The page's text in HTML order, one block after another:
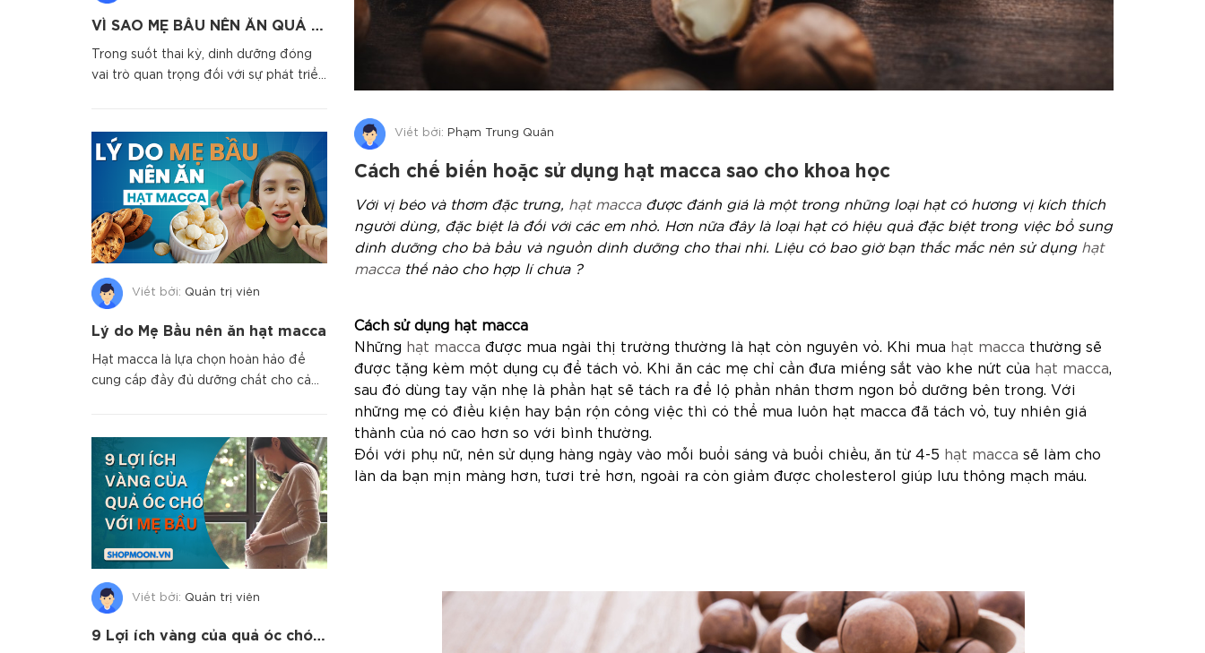
Viết bởi: Phạm Trung Quân
Cách chế biến hoặc sử dụng hạt macca sao cho khoa học
Với vị béo và thơm đặc trưng, hạt maccađược đánh giá là một trong những loại hạt có hương vị kích thích
người dùng, đặc biệt là đối với các em nhỏ. Hơn nữa đây là loại hạt có hiệu quả đặc biệt trong việc bổ sung
dinh dưỡng cho bà bầu và nguồn dinh dưỡng cho thai nhi. Liệu có bao giờ bạn thắc mắc nên sử dụng hạt
maccathế nào cho hợp lí chưa ?
Cách sử dụng hạt macca
Những hạt macca được mua ngài thị trường thường là hạt còn nguyên vỏ. Khi mua hạt macca thường sẽ
được tặng kèm một dụng cụ để tách vỏ. Khi ăn các mẹ chỉ cần đưa miếng sắt vào khe nứt của hạt macca,
sau đó dùng tay vặn nhẹ là phần hạt sẽ tách ra để lộ phần nhân thơm ngon bổ dưỡng bên trong. Với
những mẹ có điều kiện hay bận rộn công việc thì có thể mua luôn hạt macca đã tách vỏ, tuy nhiên giá
thành của nó cao hơn so với bình thường.
Đối với phụ nữ, nên sử dụng hàng ngày vào mỗi buổi sáng và buổi chiều, ăn từ 4-5 hạt macca sẽ làm cho
làn da bạn mịn màng hơn, tươi trẻ hơn, ngoài ra còn giảm được cholesterol giúp lưu thông mạch máu.
VÌ SAO MẸ BẦU NÊN ĂN QUẢ ÓC CHÓ MỖI NGÀY
Trong suốt thai kỳ, dinh dưỡng đóng
vai trò quan trọng đối với sự phát triển
Viết bởi: Quản trị viên
Lý do Mẹ Bầu nên ăn hạt macca
Hạt macca là lựa chọn hoàn hảo để
cung cấp đầy đủ dưỡng chất cho cả
Viết bởi: Quản trị viên
9 Lợi ích vàng của quả óc chó đối với Mẹ Bầu